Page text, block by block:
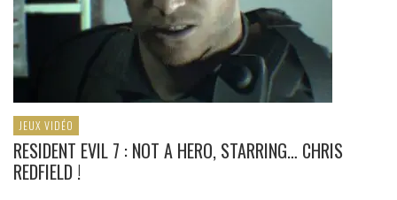
JEUX VIDÉO
RESIDENT EVIL 7 : NOT A HERO, STARRING… CHRIS
REDFIELD !